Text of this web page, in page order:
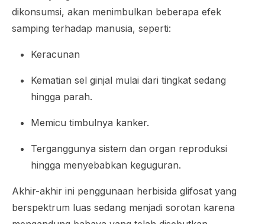
dikonsumsi, akan menimbulkan beberapa efek
samping terhadap manusia, seperti:
Keracunan
Kematian sel ginjal mulai dari tingkat sedang
hingga parah.
Memicu timbulnya kanker.
Terganggunya sistem dan organ reproduksi
hingga menyebabkan keguguran.
Akhir-akhir ini penggunaan herbisida glifosat yang
berspektrum luas sedang menjadi sorotan karena